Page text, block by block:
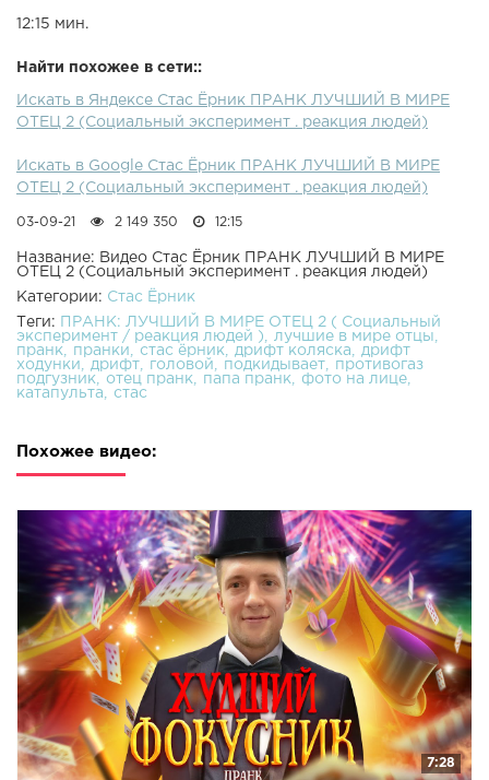
12:15 мин.
Найти похожее в сети::
Искать в Яндексе Стас Ёрник ПРАНК ЛУЧШИЙ В МИРЕ
ОТЕЦ 2 (Социальный эксперимент . реакция людей)
Искать в Google Стас Ёрник ПРАНК ЛУЧШИЙ В МИРЕ
ОТЕЦ 2 (Социальный эксперимент . реакция людей)
03-09-21 2 149 350 12:15
Название: Видео Стас Ёрник ПРАНК ЛУЧШИЙ В МИРЕ
ОТЕЦ 2 (Социальный эксперимент . реакция людей)
Категории: Стас Ёрник
Теги:
ПРАНК: ЛУЧШИЙ В МИРЕ ОТЕЦ 2 ( Социальный
эксперимент / реакция людей )
лучшие в мире отцы
пранк
пранки стас ёрник дрифт коляска
дрифт
ходунки
дрифт головой подкидывает
противогаз
подгузник
отец пранк папа пранк
фото на лице
катапульта
стас
Похожее видео:
7:28